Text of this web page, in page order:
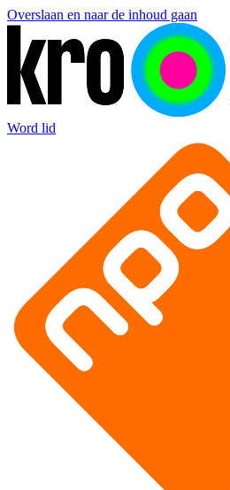
Overslaan en naar de inhoud gaan
Word lid